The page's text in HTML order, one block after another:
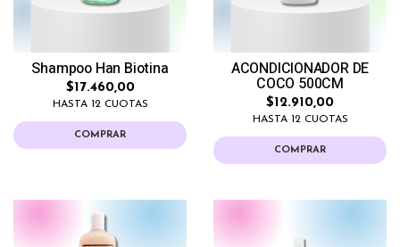
Shampoo Han Biotina
$17.460,00
HASTA 12 CUOTAS
COMPRAR
ACONDICIONADOR DE
COCO 500CM
$12.910,00
HASTA 12 CUOTAS
COMPRAR